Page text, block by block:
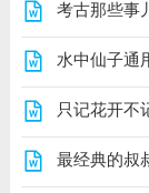
考古那些事
水中仙子通
只记花开不
最经典的叔